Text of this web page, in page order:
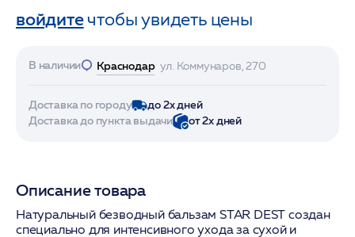
войдитечтобы увидеть цены
В наличии Краснодар ул. Коммунаров, 270
Доставка по городу
до 2х дней
Доставка до пункта выдачи
от 2х дней
Описание товара
Натуральный безводный бальзам STAR DEST создан
специально для интенсивного ухода за сухой и